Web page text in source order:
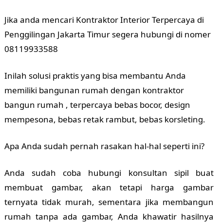
Jika anda mencari Kontraktor Interior Terpercaya di
Penggilingan Jakarta Timur segera hubungi di nomer
08119933588
Inilah solusi praktis yang bisa membantu Anda
memiliki bangunan rumah dengan kontraktor
bangun rumah , terpercaya bebas bocor, design
mempesona, bebas retak rambut, bebas korsleting.
Apa Anda sudah pernah rasakan hal-hal seperti ini?
Anda sudah coba hubungi konsultan sipil buat
membuat gambar, akan tetapi harga gambar
ternyata tidak murah, sementara jika membangun
rumah tanpa ada gambar, Anda khawatir hasilnya